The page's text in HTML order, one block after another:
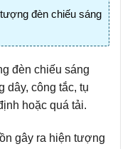
đèn chiếu sáng
đèn chiếu sáng
dây, công tắc, tụ
hoặc quá tải.
gây ra hiện tượng